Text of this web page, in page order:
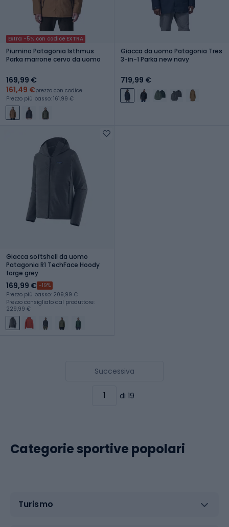
Extra -5% con codice EXTRA
Piumino Patagonia Isthmus
Parka marrone cervo da uomo
169,99 €
161,49 €prezzo con codice
Prezzo più basso: 161,99 €
Giacca da uomo Patagonia Tres
3-in-1 Parka new navy
719,99 €
Giacca softshell da uomo
Patagonia R1 TechFace Hoody
forge grey
169,99 € -19%
Prezzo più basso: 209,99 €
Prezzo consigliato dal produttore:
229,99 €
Successiva
di 19
Categorie sportive popolari
Turismo